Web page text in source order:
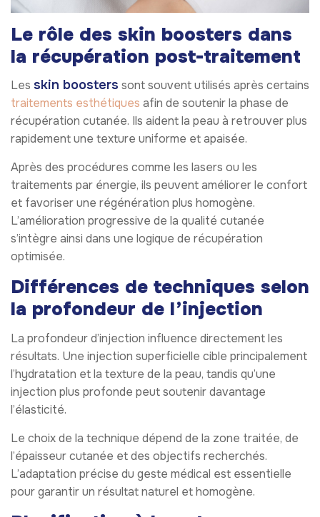
Le rôle des skin boosters dans
la récupération post-traitement
Les skin boosters sont souvent utilisés après certains
traitements esthétiques afin de soutenir la phase de
récupération cutanée. Ils aident la peau à retrouver plus
rapidement une texture uniforme et apaisée.
Après des procédures comme les lasers ou les
traitements par énergie, ils peuvent améliorer le confort
et favoriser une régénération plus homogène.
L’amélioration progressive de la qualité cutanée
s’intègre ainsi dans une logique de récupération
optimisée.
Différences de techniques selon
la profondeur de l’injection
La profondeur d’injection influence directement les
résultats. Une injection superficielle cible principalement
l’hydratation et la texture de la peau, tandis qu’une
injection plus profonde peut soutenir davantage
l’élasticité.
Le choix de la technique dépend de la zone traitée, de
l’épaisseur cutanée et des objectifs recherchés.
L’adaptation précise du geste médical est essentielle
pour garantir un résultat naturel et homogène.